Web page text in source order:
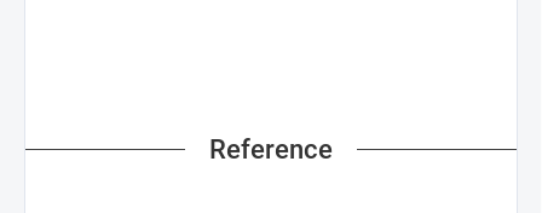
Reference